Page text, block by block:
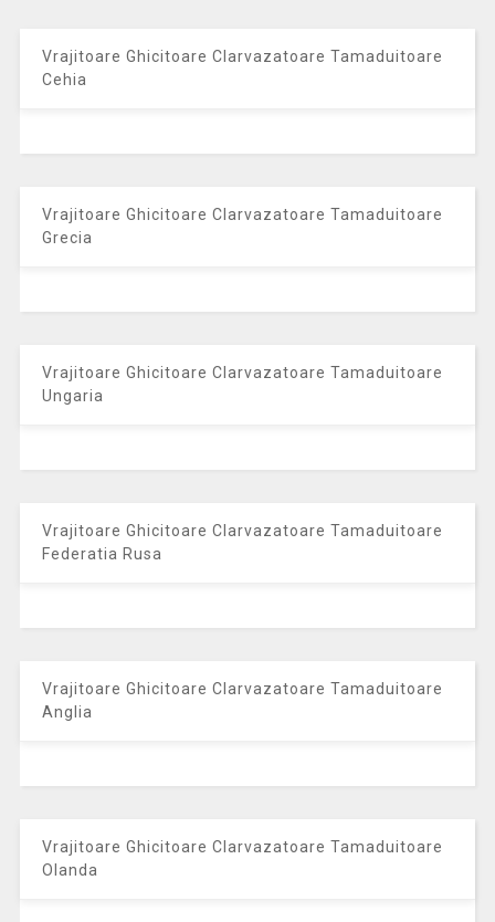
Vrajitoare Ghicitoare Clarvazatoare Tamaduitoare
Cehia
Vrajitoare Ghicitoare Clarvazatoare Tamaduitoare
Grecia
Vrajitoare Ghicitoare Clarvazatoare Tamaduitoare
Ungaria
Vrajitoare Ghicitoare Clarvazatoare Tamaduitoare
Federatia Rusa
Vrajitoare Ghicitoare Clarvazatoare Tamaduitoare
Anglia
Vrajitoare Ghicitoare Clarvazatoare Tamaduitoare
Olanda